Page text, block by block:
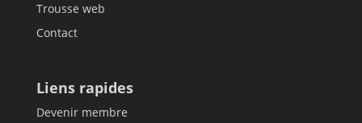
Trousse web
Contact
Liens rapides
Devenir membre